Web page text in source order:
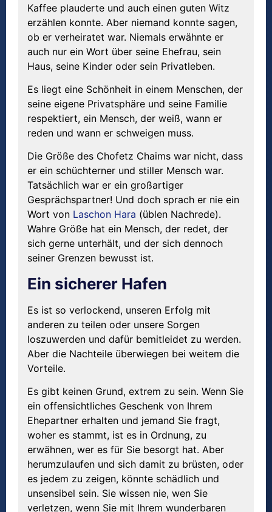
Kaffee plauderte und auch einen guten Witz
erzählen konnte. Aber niemand konnte sagen,
ob er verheiratet war. Niemals erwähnte er
auch nur ein Wort über seine Ehefrau, sein
Haus, seine Kinder oder sein Privatleben.
Es liegt eine Schönheit in einem Menschen, der
seine eigene Privatsphäre und seine Familie
respektiert, ein Mensch, der weiß, wann er
reden und wann er schweigen muss.
Die Größe des Chofetz Chaims war nicht, dass
er ein schüchterner und stiller Mensch war.
Tatsächlich war er ein großartiger
Gesprächspartner! Und doch sprach er nie ein
Wort von Laschon Hara (üblen Nachrede).
Wahre Größe hat ein Mensch, der redet, der
sich gerne unterhält, und der sich dennoch
seiner Grenzen bewusst ist.
Ein sicherer Hafen
Es ist so verlockend, unseren Erfolg mit
anderen zu teilen oder unsere Sorgen
loszuwerden und dafür bemitleidet zu werden.
Aber die Nachteile überwiegen bei weitem die
Vorteile.
Es gibt keinen Grund, extrem zu sein. Wenn Sie
ein offensichtliches Geschenk von Ihrem
Ehepartner erhalten und jemand Sie fragt,
woher es stammt, ist es in Ordnung, zu
erwähnen, wer es für Sie besorgt hat. Aber
herumzulaufen und sich damit zu brüsten, oder
es jedem zu zeigen, könnte schädlich und
unsensibel sein. Sie wissen nie, wen Sie
verletzen, wenn Sie mit Ihrem wunderbaren